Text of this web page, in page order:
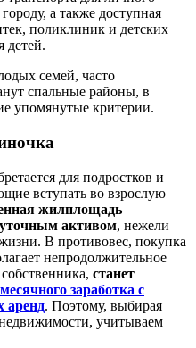
а также доступная
поликлиник и детских
детей.
семей, часто
спальные районы, в
упомянутые критерии.
для подростков и
вступать во взрослую
жилплощадь
активом, нежели
В противовес, покупка
непродолжительное
станет
заработка с
аренд. Поэтому, выбирая
учитываем